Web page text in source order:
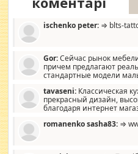
ischenko peter: ⇒ blts-
Gor:Сейчас рынок
причем предлагают
стандартные модели
стандартные формы, в MebelOk,
со вкусом все в порядке, без
мебель, а это не последний
tavaseni: Классическая
прекрасный дизайн,
благодаря интернет
romanenko sasha83: ⇒